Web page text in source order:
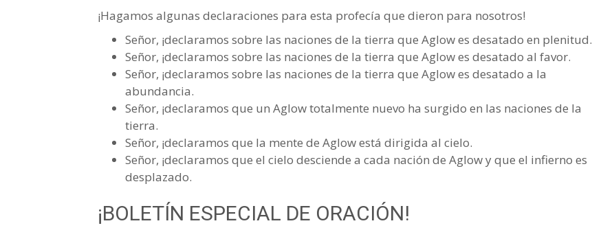
¡Hagamos algunas declaraciones para esta profecía que dieron para nosotros!
Señor, ¡declaramos sobre las naciones de la tierra que Aglow es desatado en plenitud.
Señor, ¡declaramos sobre las naciones de la tierra que Aglow es desatado al favor.
Señor, ¡declaramos sobre las naciones de la tierra que Aglow es desatado a la
abundancia.
Señor, ¡declaramos que un Aglow totalmente nuevo ha surgido en las naciones de la
tierra.
Señor, ¡declaramos que la mente de Aglow está dirigida al cielo.
Señor, ¡declaramos que el cielo desciende a cada nación de Aglow y que el infierno es
desplazado.
¡BOLETÍN ESPECIAL DE ORACIÓN!